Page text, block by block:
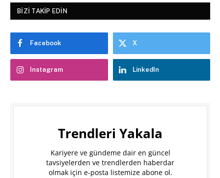
BIZI TAKIP EDIN
Facebook X
Instagram LinkedIn
Trendleri Yakala
Kariyere ve gündeme dair en güncel
tavsiyelerden ve trendlerden haberdar
olmak için e-posta listemize abone ol.